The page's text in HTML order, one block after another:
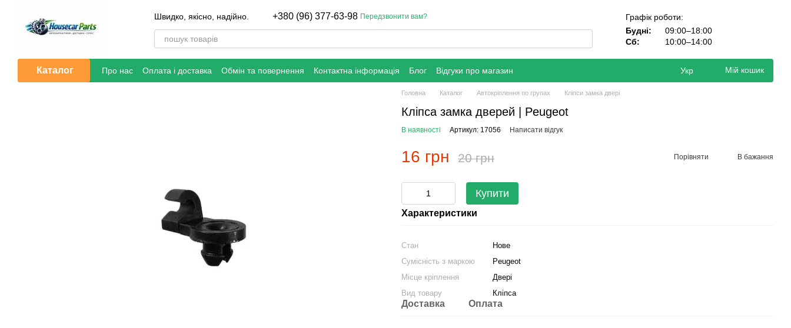
Швидко, якісно, надійно.
+380 (96) 377-63-98 Передзвонити вам?
Графік роботи:
Будні:
09:00–18:00
Сб:
10:00–14:00
Каталог Про нас Оплата і доставка Обмін та повернення Контактна інформація Блог Відгуки про магазин Укр Мій кошик
Головна Каталог Автокріплення по групах Кліпси замка двері
Кліпса замка дверей | Peugeot
В наявності Артикул: 17056 Написати відгук
16 грн 20 грн Порівняти В бажання
Купити
Характеристики
Стан
Нове
Сумісність з маркою
Peugeot
Місце кріплення
Двері
Вид товару
Кліпса
Доставка Оплата